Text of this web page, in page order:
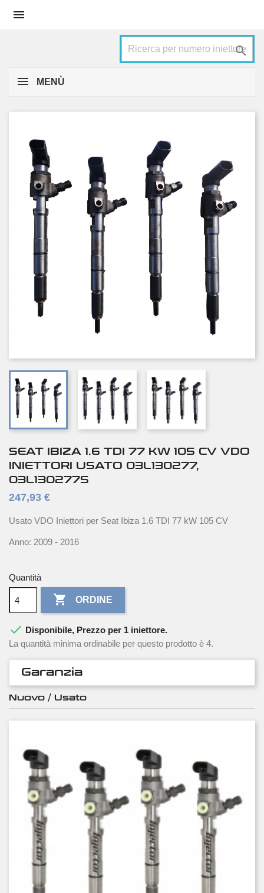


MENÙ
SEAT IBIZA 1.6 TDI 77 KW 105 CV VDO
INIETTORI USATO 03L130277,
03L130277S
247,93 €
Usato VDO Iniettori per Seat Ibiza 1.6 TDI 77 kW 105 CV
Anno: 2009 - 2016
Quantità
 ORDINE
 Disponibile, Prezzo per 1 iniettore.
La quantità minima ordinabile per questo prodotto è 4.
Garanzia
Nuovo / Usato